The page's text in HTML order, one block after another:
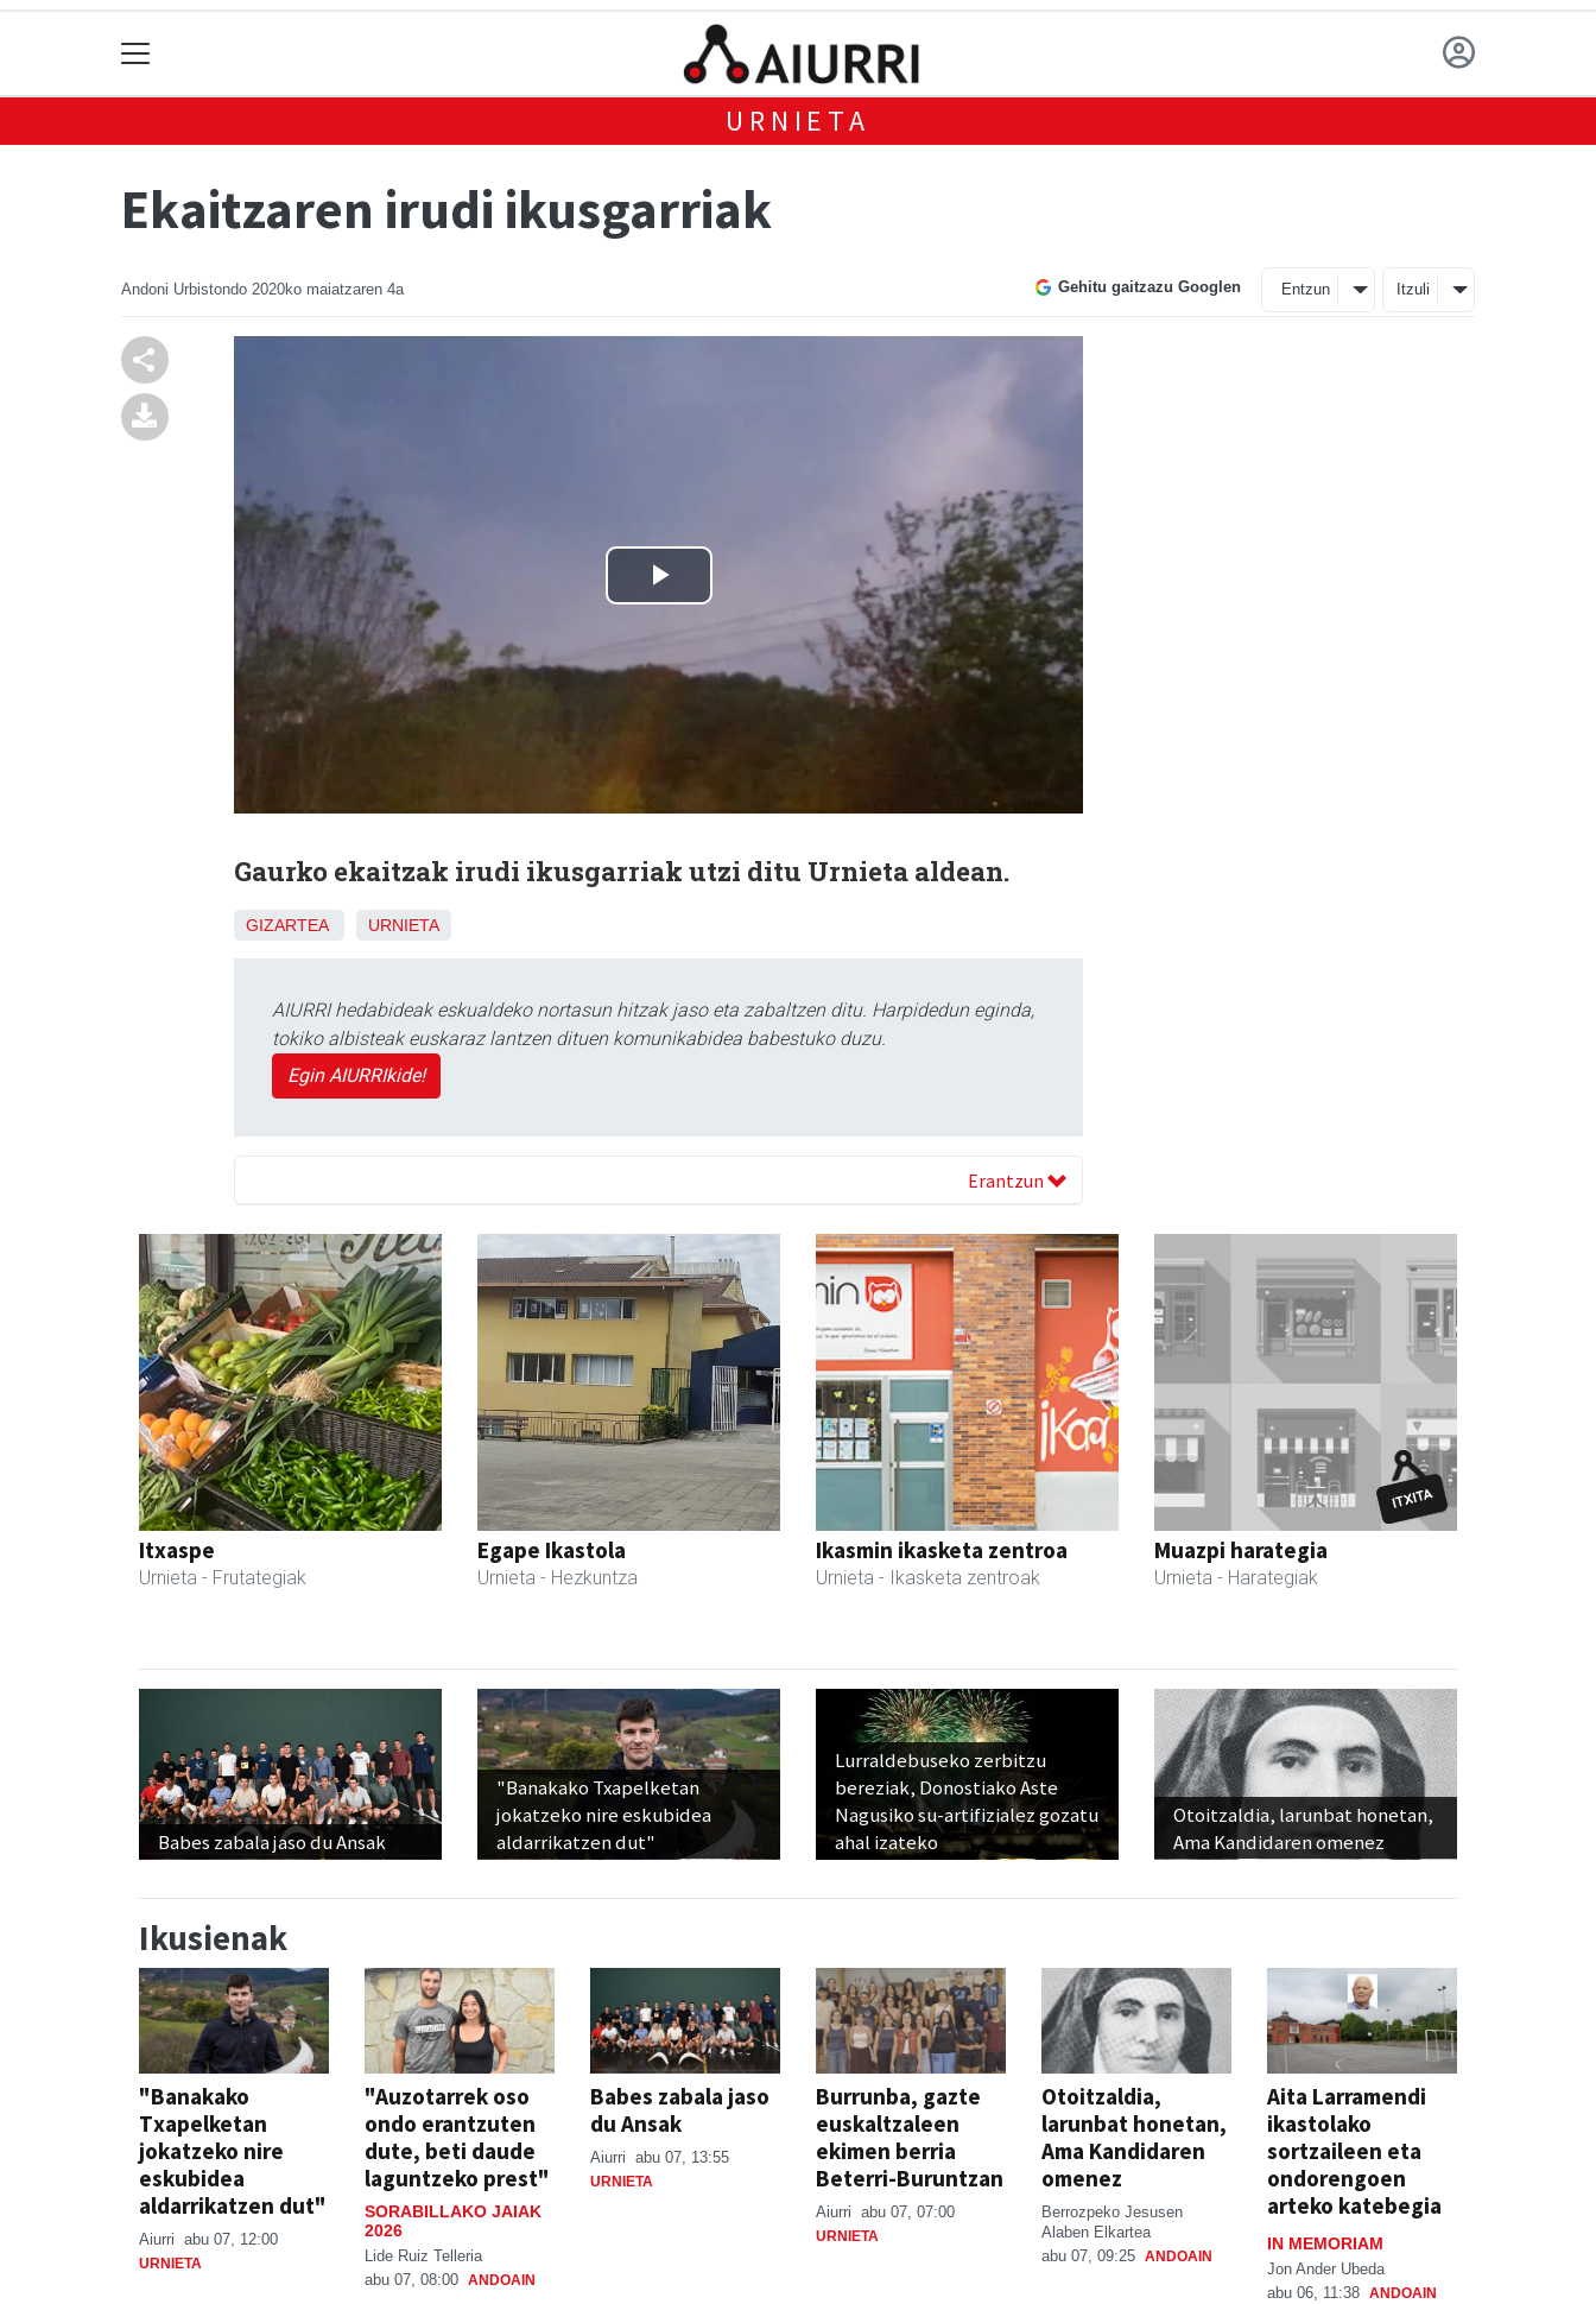
URNIETA
Ekaitzaren irudi ikusgarriak
Andoni Urbistondo 2020ko maiatzaren 4a Gehitu gaitzazu Googlen Entzun Itzuli
Gaurko ekaitzak irudi ikusgarriak utzi ditu Urnieta aldean.
GIZARTEA URNIETA
AIURRI hedabideak eskualdeko nortasun hitzak jaso eta zabaltzen ditu. Harpidedun eginda,
tokiko albisteak euskaraz lantzen dituen komunikabidea babestuko duzu.
Egin AIURRIkide!
Erantzun
Itxaspe
Urnieta - Frutategiak
Egape Ikastola
Urnieta - Hezkuntza
Ikasmin ikasketa zentroa
Urnieta - Ikasketa zentroak
Muazpi harategia
Urnieta - Harategiak
Babes zabala jaso du Ansak
"Banakako Txapelketan
jokatzeko nire eskubidea
aldarrikatzen dut"
Lurraldebuseko zerbitzu
bereziak, Donostiako Aste
Nagusiko su-artifizialez gozatu
ahal izateko
Otoitzaldia, larunbat honetan,
Ama Kandidaren omenez
Ikusienak
"Banakako
Txapelketan
jokatzeko nire
eskubidea
aldarrikatzen dut"
Aiurri abu 07, 12:00
URNIETA
"Auzotarrek oso
ondo erantzuten
dute, beti daude
laguntzeko prest"
SORABILLAKO JAIAK
2026
Lide Ruiz Telleria
abu 07, 08:00 ANDOAIN
Babes zabala jaso
du Ansak
Aiurri abu 07, 13:55
URNIETA
Burrunba, gazte
euskaltzaleen
ekimen berria
Beterri-Buruntzan
Aiurri abu 07, 07:00
URNIETA
Otoitzaldia,
larunbat honetan,
Ama Kandidaren
omenez
Berrozpeko Jesusen
Alaben Elkartea
abu 07, 09:25 ANDOAIN
Aita Larramendi
ikastolako
sortzaileen eta
ondorengoen
arteko katebegia
IN MEMORIAM
Jon Ander Ubeda
abu 06, 11:38 ANDOAIN